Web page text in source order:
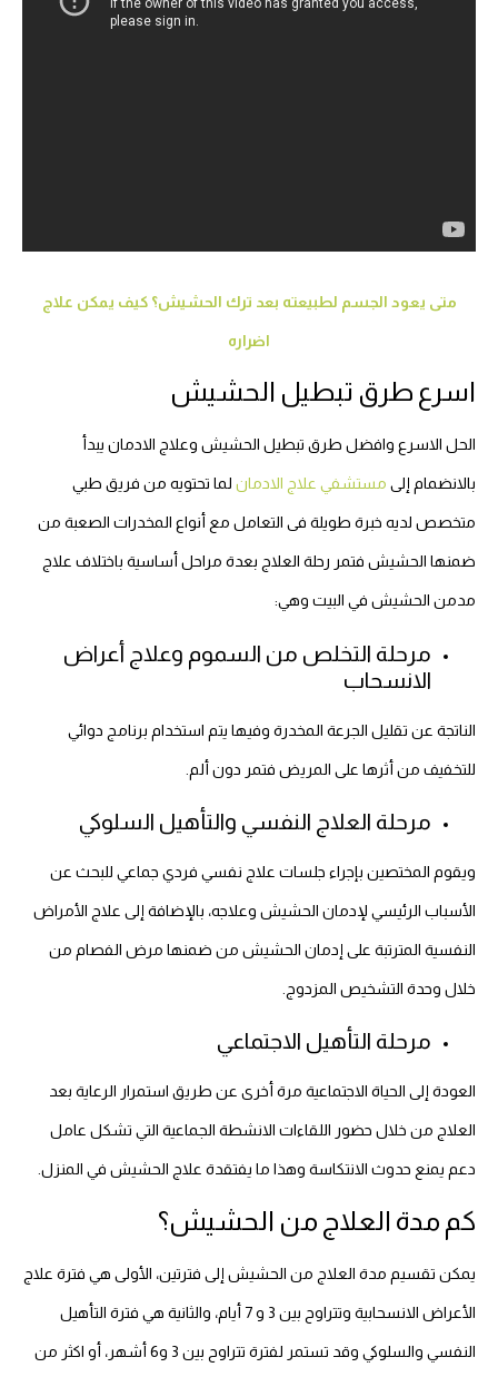
متى يعود الجسم لطبيعته بعد ترك الحشيش؟ كيف يمكن علاج
اضراره
اسرع طرق تبطيل الحشيش
الحل الاسرع وافضل طرق تبطيل الحشيش وعلاج الادمان يبدأ
بالانضمام إلى مستشفي علاج الادمان لما تحتويه من فريق طبي
متخصص لديه خبرة طويلة فى التعامل مع أنواع المخدرات الصعبة من
ضمنها الحشيش فتمر رحلة العلاج بعدة مراحل أساسية باختلاف علاج
مدمن الحشيش في البيت وهي:
مرحلة التخلص من السموم وعلاج أعراض
الانسحاب
الناتجة عن تقليل الجرعة المخدرة وفيها يتم استخدام برنامج دوائي
للتخفيف من أثرها على المريض فتمر دون ألم.
مرحلة العلاج النفسي والتأهيل السلوكي
ويقوم المختصين بإجراء جلسات علاج نفسي فردي جماعي للبحث عن
الأسباب الرئيسي لإدمان الحشيش وعلاجه، بالإضافة إلى علاج الأمراض
النفسية المترتبة على إدمان الحشيش من ضمنها مرض الفصام من
خلال وحدة التشخيص المزدوج.
مرحلة التأهيل الاجتماعي
العودة إلى الحياة الاجتماعية مرة أخرى عن طريق استمرار الرعاية بعد
العلاج من خلال حضور اللقاءات الانشطة الجماعية التي تشكل عامل
دعم يمنع حدوث الانتكاسة وهذا ما يفتقدة علاج الحشيش في المنزل.
كم مدة العلاج من الحشيش؟
يمكن تقسيم مدة العلاج من الحشيش إلى فترتين، الأولى هي فترة علاج
الأعراض الانسحابية وتتراوح بين 3 و 7 أيام، والثانية هي فترة التأهيل
النفسي والسلوكي وقد تستمر لفترة تتراوح بين 3 و6 أشهر، أو اكثر من